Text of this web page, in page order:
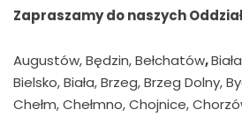
Zapraszamy do naszych
Augustów, Będzin, Bełchatów,
Bielsko, Biała, Brzeg, Brzeg Dolny,
Chełm, Chełmno, Chojnice,